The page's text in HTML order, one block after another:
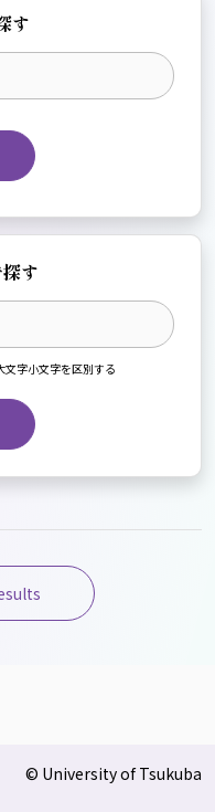
す
す
文字小文字を区別する
© University of Tsukuba